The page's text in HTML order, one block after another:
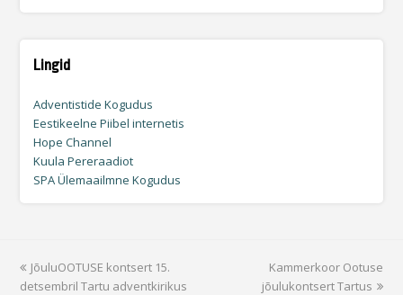
Lingid
Adventistide Kogudus
Eestikeelne Piibel internetis
Hope Channel
Kuula Pereraadiot
SPA Ülemaailmne Kogudus
previous
post:
JõuluOOTUSE kontsert 15.
detsembril Tartu adventkirikus
next
post:
Kammerkoor Ootuse
jõulukontsert Tartus